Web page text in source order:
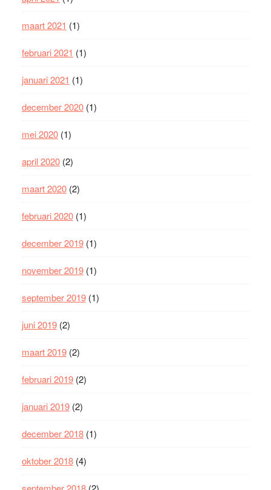
maart 2021 (1)
februari 2021 (1)
januari 2021 (1)
december 2020(1)
mei 2020(1)
april 2020(2)
maart 2020(2)
februari 2020(1)
december 2019(1)
november 2019(1)
september 2019(1)
juni 2019(2)
maart 2019(2)
februari 2019(2)
januari 2019(2)
december 2018(1)
oktober 2018(4)